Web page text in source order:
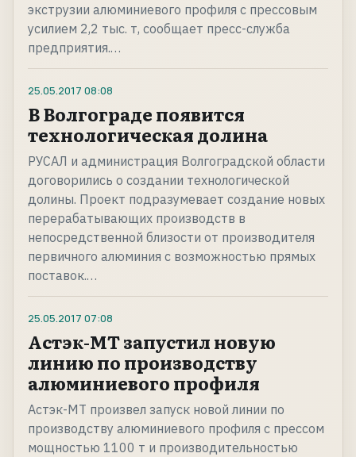
экструзии алюминиевого профиля с прессовым
усилием 2,2 тыс. т, сообщает пресс-служба
предприятия.…
25.05.2017 08:08
В Волгограде появится
технологическая долина
РУСАЛ и администрация Волгоградской области
договорились о создании технологической
долины. Проект подразумевает создание новых
перерабатывающих производств в
непосредственной близости от производителя
первичного алюминия с возможностью прямых
поставок.…
25.05.2017 07:08
Астэк-МТ запустил новую
линию по производству
алюминиевого профиля
Астэк-МТ произвел запуск новой линии по
производству алюминиевого профиля с прессом
мощностью 1100 т и производительностью